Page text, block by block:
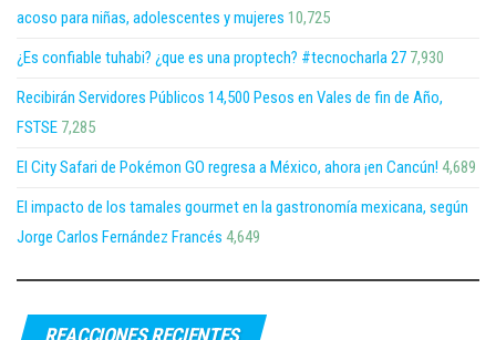
acoso para niñas, adolescentes y mujeres 10,725
¿Es confiable tuhabi? ¿que es una proptech? #tecnocharla 27 7,930
Recibirán Servidores Públicos 14,500 Pesos en Vales de fin de Año,
FSTSE 7,285
El City Safari de Pokémon GO regresa a México, ahora ¡en Cancún! 4,689
El impacto de los tamales gourmet en la gastronomía mexicana, según
Jorge Carlos Fernández Francés 4,649